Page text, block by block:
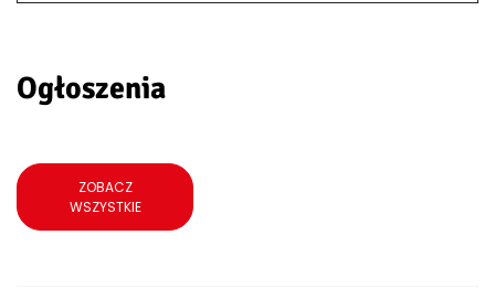
Ogłoszenia
ZOBACZ
WSZYSTKIE